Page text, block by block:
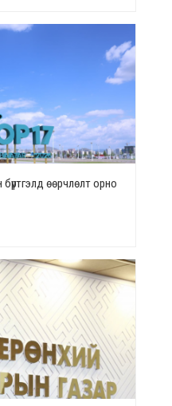
өөрчлөлт орно